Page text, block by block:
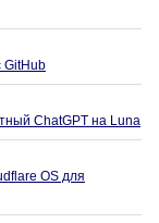
GitHub
ChatGPT на Luna
OS для